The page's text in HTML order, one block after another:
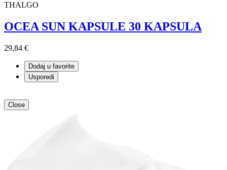
THALGO
OCEA SUN KAPSULE 30 KAPSULA
29,84 €
Dodaj u favorite
Usporedi
Close